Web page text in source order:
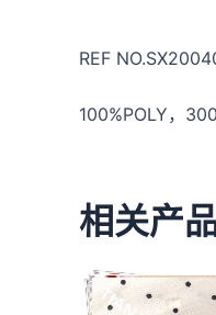
REF
100%POLY，
相关产